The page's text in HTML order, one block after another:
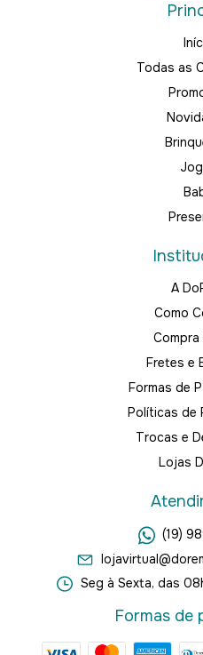
Todas as
A
Como
Compra
Fretes e
Formas de
Políticas de
Trocas e
Lojas
(19)
Seg à Sexta, das
Formas de